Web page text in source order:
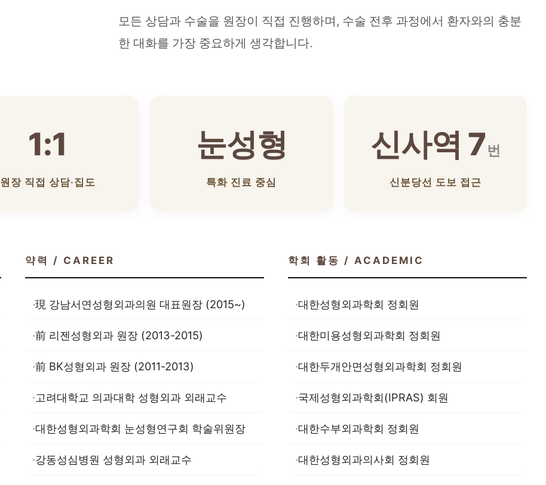
모든 상담과 수술을 원장이 직접 진행하며, 수술 전후 과정에서 환자와의 충분
한 대화를 가장 중요하게 생각합니다.
1:1
원장 직접 상담·집도
눈성형
특화 진료 중심
신사역 7번
신분당선 도보 접근
약력 / CAREER
現 강남서연성형외과의원 대표원장 (2015~)
前 리젠성형외과 원장 (2013-2015)
前 BK성형외과 원장 (2011-2013)
고려대학교 의과대학 성형외과 외래교수
대한성형외과학회 눈성형연구회 학술위원장
강동성심병원 성형외과 외래교수
학회 활동 / ACADEMIC
대한성형외과학회 정회원
대한미용성형외과학회 정회원
대한두개안면성형외과학회 정회원
국제성형외과학회(IPRAS) 회원
대한수부외과학회 정회원
대한성형외과의사회 정회원